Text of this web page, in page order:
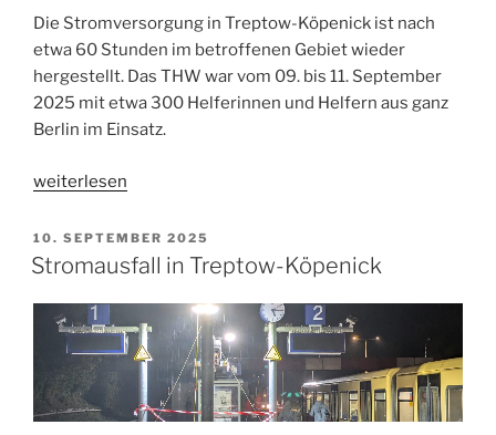
Die Stromversorgung in Treptow-Köpenick ist nach
etwa 60 Stunden im betroffenen Gebiet wieder
hergestellt. Das THW war vom 09. bis 11. September
2025 mit etwa 300 Helferinnen und Helfern aus ganz
Berlin im Einsatz.
„Einsatzende
weiterlesen
VERÖFFENTLICHT
AM
10. SEPTEMBER 2025
Stromausfall in Treptow-Köpenick